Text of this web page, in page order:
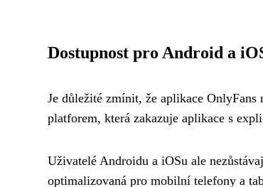
Dostupnost pro Android a
Je důležité zmínit, že aplikace
platforem, která zakazuje aplikace s
Uživatelé Androidu a iOSu ale
optimalizovaná pro mobilní telefony a